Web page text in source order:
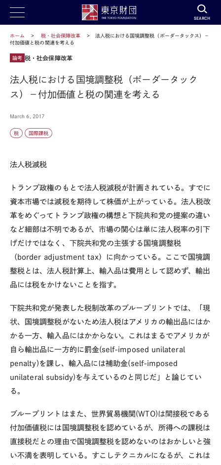
SEARCH
ホーム 税・社会保障改革
法人税における国境調整税（ボーダータックス）－
付加価値と税の関連を考える
論考 税・社会保障改革
法人税における国境調整税（ボーダータック
ス）－付加価値と税の関連を考える
March 6, 2017
税 国際課税
法人税減税
トランプ政権のもとで法人税減税が計画されている。すでに
資本市場では減税を期待して株価が上がっている。法人税改
革をめぐってトランプ政権の構想と下院共和党の提案の違い
など細部は不明であるが、市場の関心は単に法人税率の引下
げだけではなく、下院共和党の主張する国境調整税
（border adjustment tax）に向かっている。ここで国境調
整税とは、法人税計算上、輸入品は費用として認めず、輸出
品には税をかけないことを指す。
下院共和党が発表した税制改革のブループリントでは、「現
状、国境調整税がないため法人税はアメリカの輸出品にはか
かる一方、輸入品にはかからない。これはまるでアメリカが
自ら輸出品に一方的に罰金(self-imposed unilateral
penalty)を課し、輸入品には補助金(self-imposed
unilateral subsidy)を与えているのと同じだ」と論じてい
る。
ブループリントはまた、世界貿易機関(WTO)は間接税である
付加価値税には国境調整税を認めているが、所得への課税は
直接税だとの理由で国境調整税を認めないのはおかしいと強
い不満を表明している。すこしテクニカルになるが、これは